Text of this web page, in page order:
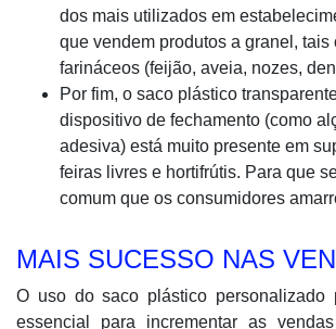
dos mais utilizados em
que vendem produtos a granel, tais
farináceos (feijão, aveia, nozes,
Por fim, o saco plástico
dispositivo de fechamento (como
adesiva) está muito presente em
feiras livres e hortifrútis. Para que
comum que os consumidores
MAIS SUCESSO NAS
O uso do saco plástico personalizado
essencial para incrementar as